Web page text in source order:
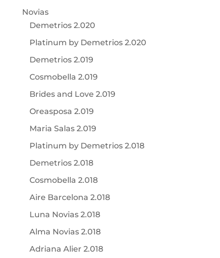
Novias
Demetrios 2.020
Platinum by Demetrios 2.020
Demetrios 2.019
Cosmobella 2.019
Brides and Love 2.019
Oreasposa 2.019
Maria Salas 2.019
Platinum by Demetrios 2.018
Demetrios 2.018
Cosmobella 2.018
Aire Barcelona 2.018
Luna Novias 2.018
Alma Novias 2.018
Adriana Alier 2.018